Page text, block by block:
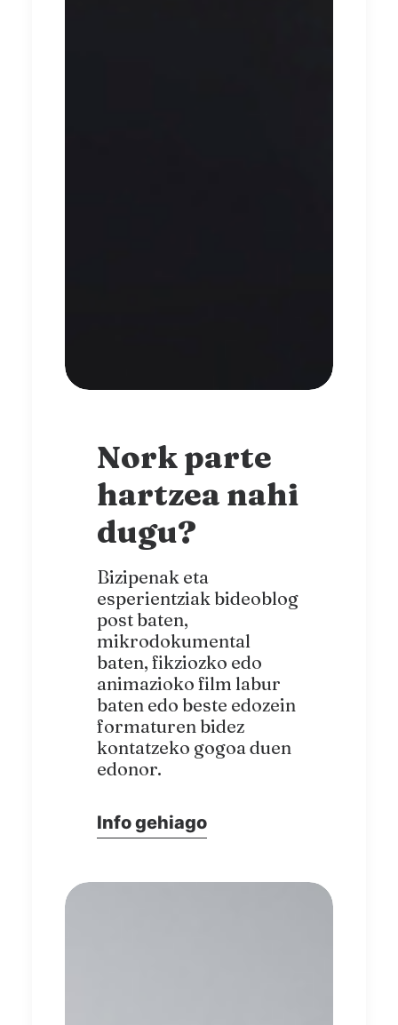
Nork parte
hartzea nahi
dugu?
Bizipenak eta
esperientziak bideoblog
post baten,
mikrodokumental
baten, fikziozko edo
animazioko film labur
baten edo beste edozein
formaturen bidez
kontatzeko gogoa duen
edonor.
Info gehiago